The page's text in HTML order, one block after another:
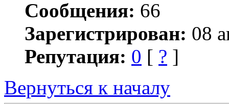
Сообщения: 66
Зарегистрирован: 08
Репутация: 0 [ ? ]
Вернуться к началу